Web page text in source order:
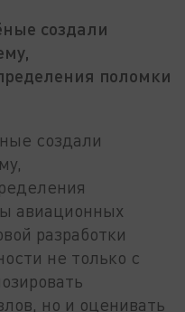
создали
поломки
создали
авиационных
разработки
не только с
но и оценивать